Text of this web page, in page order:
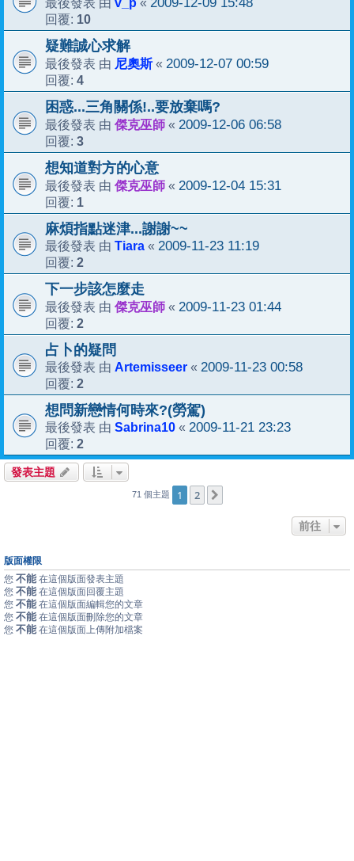
回覆: 10
疑難誠心求解
最後發表 由 尼奧斯« 2009-12-07 00:59
回覆: 4
困惑...三角關係!..要放棄嗎?
最後發表 由 傑克巫師 « 2009-12-06 06:58
回覆: 3
想知道對方的心意
最後發表 由 傑克巫師 « 2009-12-04 15:31
回覆: 1
麻煩指點迷津...謝謝~~
最後發表 由 Tiara « 2009-11-23 11:19
回覆: 2
下一步該怎麼走
最後發表 由 傑克巫師 « 2009-11-23 01:44
回覆: 2
占卜的疑問
最後發表 由 Artemisseer « 2009-11-23 00:58
回覆: 2
想問新戀情何時來?(勞駕)
最後發表 由 Sabrina10 « 2009-11-21 23:23
回覆: 2
發表主題
71 個主題 1 2
前往
版面權限
您 不能 在這個版面發表主題
您 不能 在這個版面回覆主題
您 不能 在這個版面編輯您的文章
您 不能 在這個版面刪除您的文章
您 不能 在這個版面上傳附加檔案